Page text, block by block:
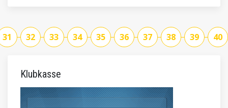
31 32 33 34 35 36 37 38 39 40
Klubkasse